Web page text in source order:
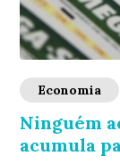
Economia
Ninguém
acumula